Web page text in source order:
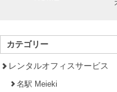
カテゴリー
レンタルオフィスサービス
名駅 Meieki